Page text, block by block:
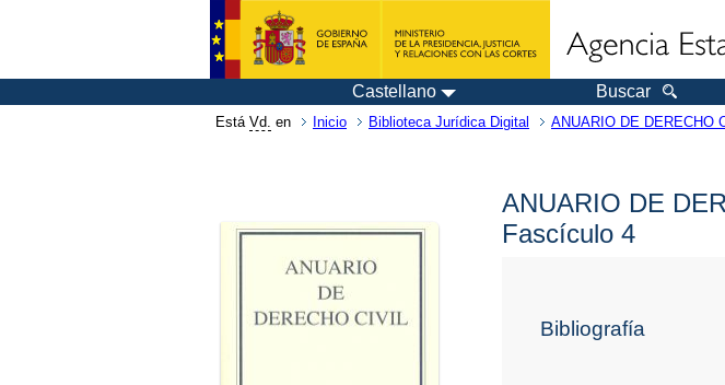
Castellano Buscar
Está Vd. en Inicio Biblioteca Jurídica Digital ANUARIO DE DERECHO
ANUARIO DE
Fascículo 4
Bibliografía